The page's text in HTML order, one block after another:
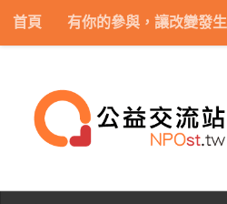
Skip to content
首頁 有你的參與，讓改變發生